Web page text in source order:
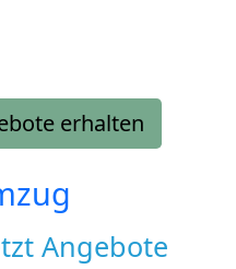
erhalten
Angebote